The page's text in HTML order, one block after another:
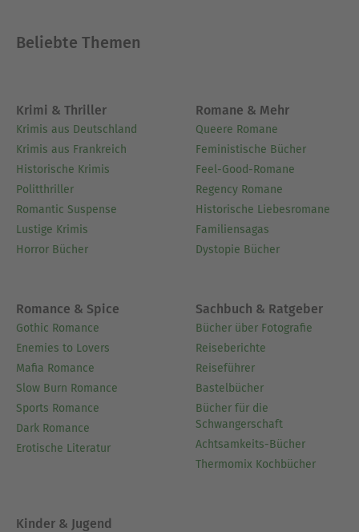
Beliebte Themen
Krimi & Thriller
Krimis aus Deutschland
Krimis aus Frankreich
Historische Krimis
Politthriller
Romantic Suspense
Lustige Krimis
Horror Bücher
Romane & Mehr
Queere Romane
Feministische Bücher
Feel-Good-Romane
Regency Romane
Historische Liebesromane
Familiensagas
Dystopie Bücher
Romance & Spice
Gothic Romance
Enemies to Lovers
Mafia Romance
Slow Burn Romance
Sports Romance
Dark Romance
Erotische Literatur
Sachbuch & Ratgeber
Bücher über Fotografie
Reiseberichte
Reiseführer
Bastelbücher
Bücher für die
Schwangerschaft
Achtsamkeits-Bücher
Thermomix Kochbücher
Kinder & Jugend